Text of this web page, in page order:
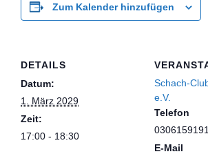
Zum Kalender hinzufügen
DETAILS
Datum:
1. März 2029
Zeit:
17:00 - 18:30
Schach-
e.V.
Telefon
0306159191
E-Mail